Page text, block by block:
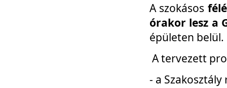
A szokásos
órakor lesz a
épületen belül.
A tervezett
- a